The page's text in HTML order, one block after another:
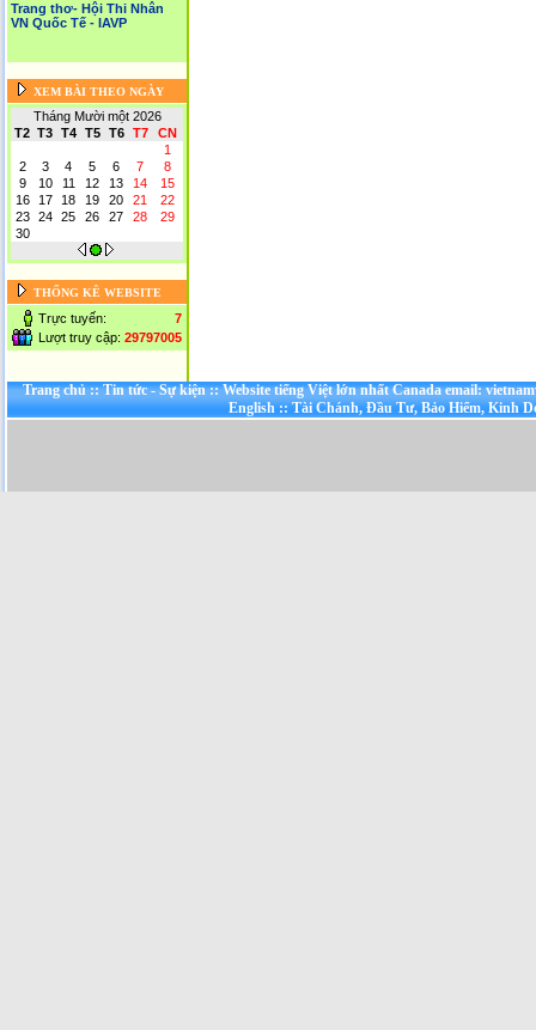
Trang thơ- Hội Thi Nhân
VN Quốc Tế - IAVP
XEM BÀI THEO NGÀY
Tháng Mười một 2026
T2 T3 T4 T5 T6 T7
CN
1
2
3 4 5 6 7
8
9
10 11 12 13 14
15
16
17 18 19 20 21
22
23
24 25 26 27 28
29
30
THỐNG KÊ WEBSITE
Trực tuyến:
7
Lượt truy cập: 29797005
Trang chủ::Tin tức - Sự kiện::Website tiếng Việt lớn nhất Canada email:
English::Tài Chánh, Đầu Tư, Bảo Hiểm, Kinh